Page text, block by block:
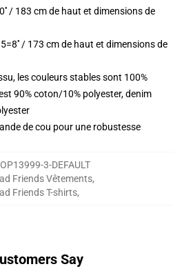
/ 183 cm de haut et dimensions de
/ 173 cm de haut et dimensions de
les couleurs stables sont 100%
90% coton/10% polyester, denim
de cou pour une robustesse
3-DEFAULT
Friends Vêtements,
Friends T-shirts,
Say